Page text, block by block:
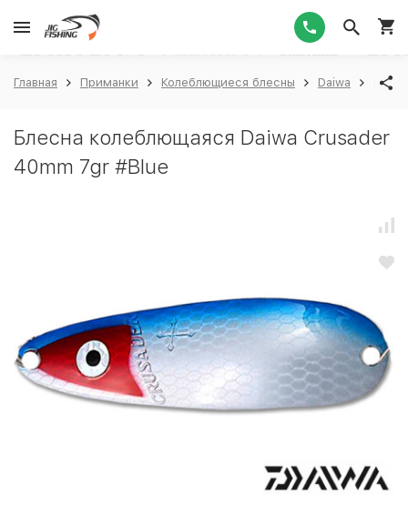
Главная Приманки Колеблющиеся блесны Daiwa
Блесна колеблющаяся Daiwa Crusader
40mm 7gr #Blue